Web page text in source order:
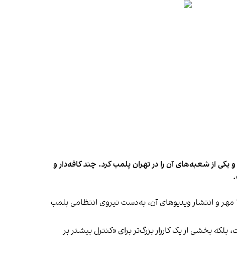
از شعبه‌های آن را در تهران پلمب کرد. چند کافه‌‌دار و
برخی رسانه‌ها در ایران گزارش دادند فروشگاه جین‌وست در خیابان فرشته تهران، شنبه ۱۹ مهر و پس از برگزاری جشنی در ۱۸ مهر و انتشار ویدیوهای آن، به‌دست نیروی انتظامی پلمب
بخشی از یک کارزار بزرگ‌تر برای «کنترل بیشتر بر